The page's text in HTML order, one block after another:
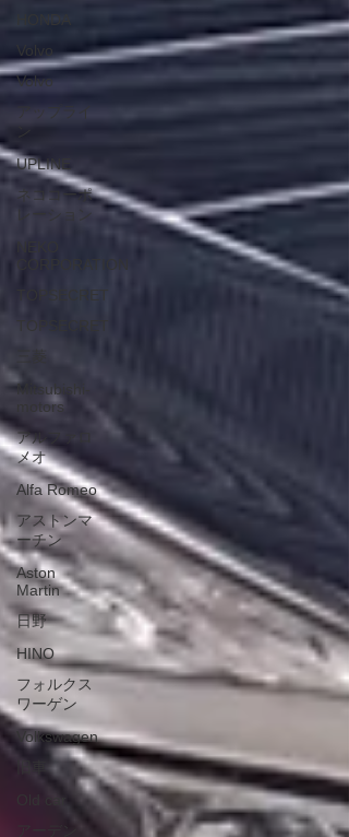
Volvo
Volvo
アップライ
UPLINE
ネココーポ
レーション
TOPSECRET
TOPSECRET
Mitsubishi-
motors
アルファロ
メオ
Alfa Romeo
アストンマ
ーチン
Aston
Martin
日野
HINO
フォルクス
ワーゲン
Volkswagen